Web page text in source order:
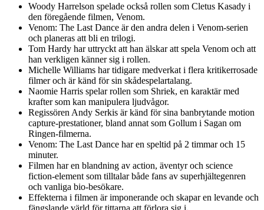
Woody Harrelson spelade också rollen som Cletus Kasady i
den föregående filmen, Venom.
Venom: The Last Dance är den andra delen i Venom-serien
och planeras att bli en trilogi.
Tom Hardy har uttryckt att han älskar att spela Venom och att
han verkligen känner sig i rollen.
Michelle Williams har tidigare medverkat i flera kritikerrosade
filmer och är känd för sin skådespelartalang.
Naomie Harris spelar rollen som Shriek, en karaktär med
krafter som kan manipulera ljudvågor.
Regissören Andy Serkis är känd för sina banbrytande motion
capture-prestationer, bland annat som Gollum i Sagan om
Ringen-filmerna.
Venom: The Last Dance har en speltid på 2 timmar och 15
minuter.
Filmen har en blandning av action, äventyr och science
fiction-element som tilltalar både fans av superhjältegenren
och vanliga bio-besökare.
Effekterna i filmen är imponerande och skapar en levande och
fängslande värld för tittarna att förlora sig i.